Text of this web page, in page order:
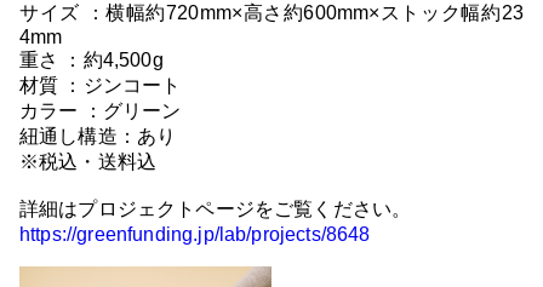
サイズ ：横幅約720mm×高さ約600mm×ストック幅約23
4mm
重さ ：約4,500g
材質 ：ジンコート
カラー ：グリーン
紐通し構造：あり
※税込・送料込
詳細はプロジェクトページをご覧ください。
https://greenfunding.jp/lab/projects/8648